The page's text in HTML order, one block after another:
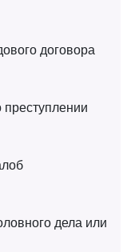
договора
дела или